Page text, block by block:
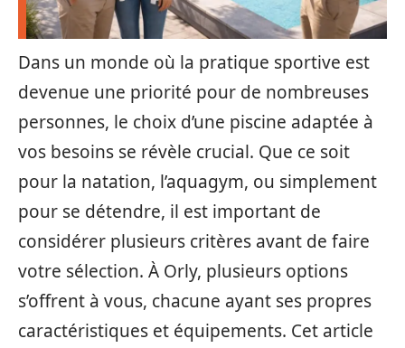
Dans un monde où la pratique sportive est
devenue une priorité pour de nombreuses
personnes, le choix d’une piscine adaptée à
vos besoins se révèle crucial. Que ce soit
pour la natation, l’aquagym, ou simplement
pour se détendre, il est important de
considérer plusieurs critères avant de faire
votre sélection. À Orly, plusieurs options
s’offrent à vous, chacune ayant ses propres
caractéristiques et équipements. Cet article